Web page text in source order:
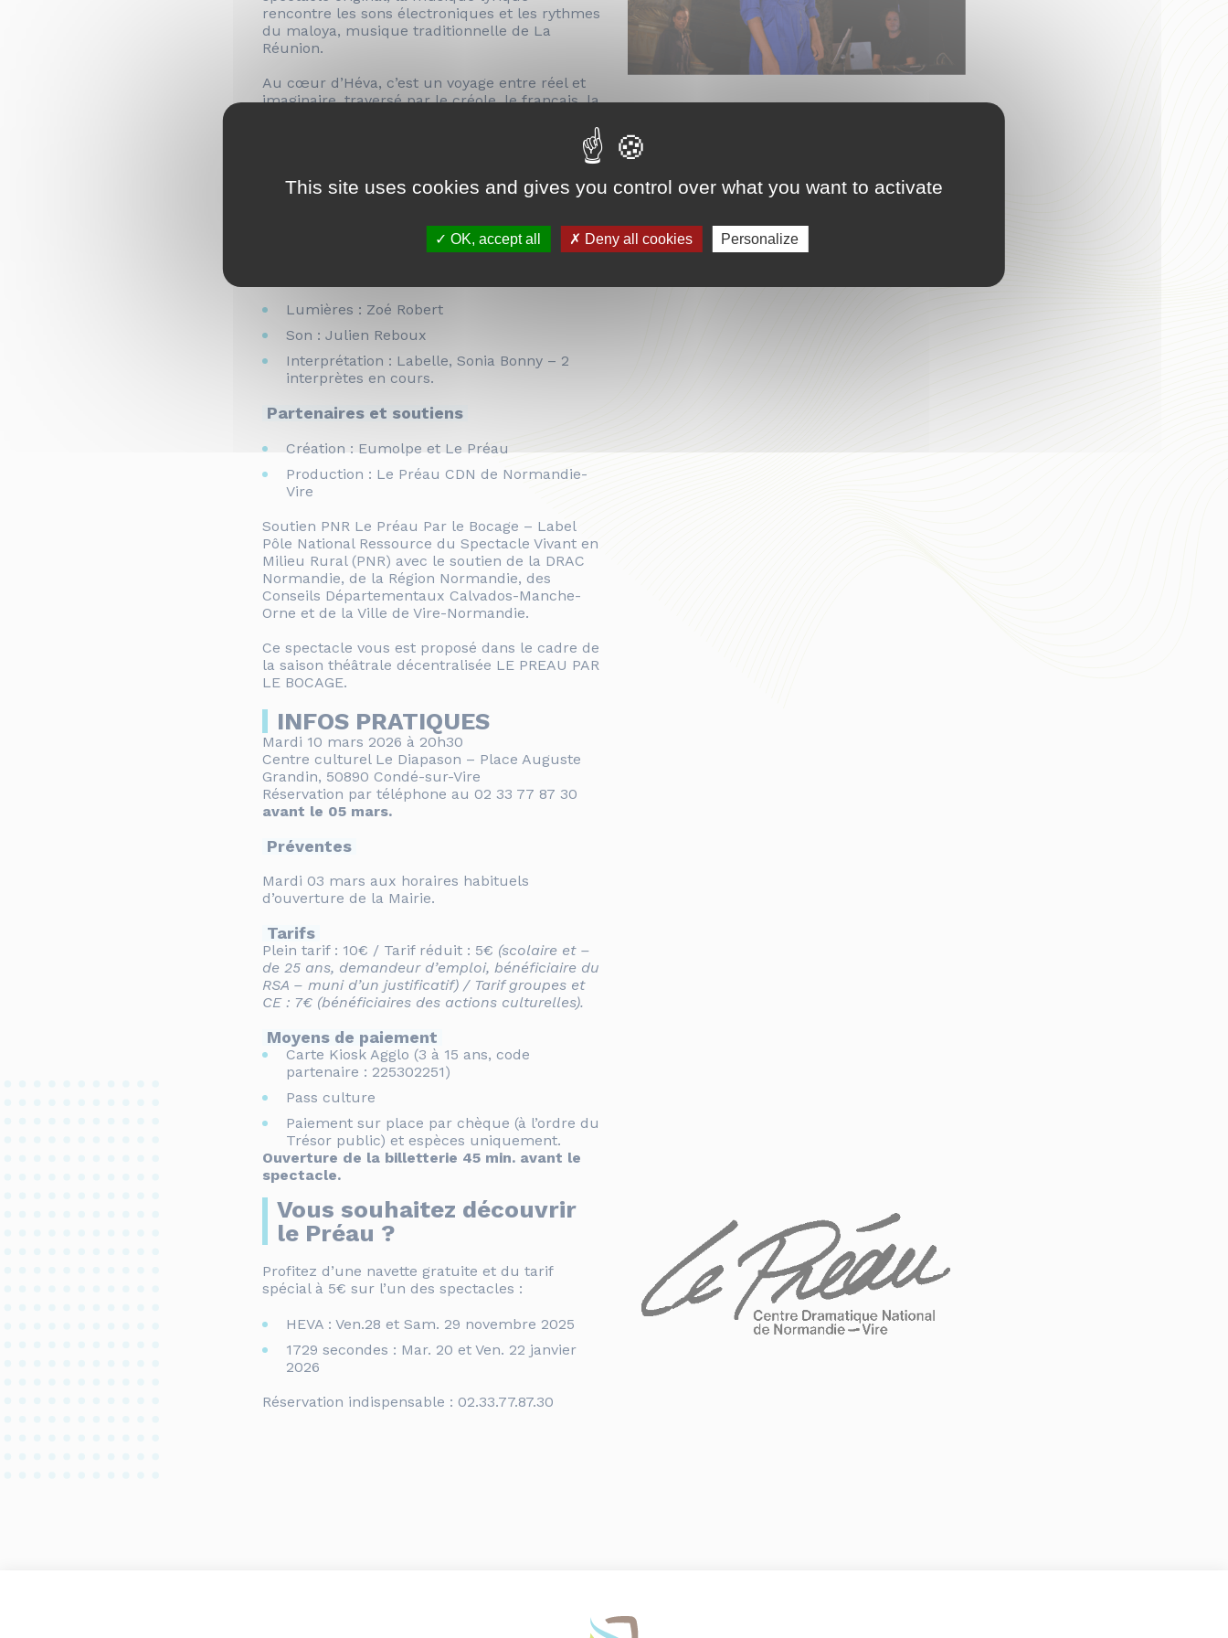
rencontre les sons électroniques et les rythmes
du maloya, musique traditionnelle de La
Réunion.
Au cœur d’Héva, c’est un voyage entre réel et
imaginaire, traversé par le créole, le français, la
questionne notre lien à la différence, à ce qui
salles de spectacle, cet opéra moderne est
Lumières : Zoé Robert
Son : Julien Reboux
Interprétation : Labelle, Sonia Bonny – 2
interprètes en cours.
Partenaires et soutiens
Création : Eumolpe et Le Préau
Production : Le Préau CDN de Normandie-
Vire
Soutien PNR Le Préau Par le Bocage – Label
Pôle National Ressource du Spectacle Vivant en
Milieu Rural (PNR) avec le soutien de la DRAC
Normandie, de la Région Normandie, des
Conseils Départementaux Calvados-Manche-
Orne et de la Ville de Vire-Normandie.
Ce spectacle vous est proposé dans le cadre de
la saison théâtrale décentralisée LE PREAU PAR
LE BOCAGE.
INFOS PRATIQUES
Mardi 10 mars 2026 à 20h30
Centre culturel Le Diapason – Place Auguste
Grandin, 50890 Condé-sur-Vire
Réservation par téléphone au 02 33 77 87 30
avant le 05 mars.
Préventes
Mardi 03 mars aux horaires habituels
d’ouverture de la Mairie.
Tarifs
Plein tarif : 10€ / Tarif réduit : 5€ (scolaire et –
de 25 ans, demandeur d’emploi, bénéficiaire du
RSA – muni d’un justificatif) / Tarif groupes et
CE : 7€ (bénéficiaires des actions culturelles).
Moyens de paiement
Carte Kiosk Agglo (3 à 15 ans, code
partenaire : 225302251)
Pass culture
Paiement sur place par chèque (à l’ordre du
Trésor public) et espèces uniquement.
Ouverture de la billetterie 45 min. avant le
spectacle.
Vous souhaitez découvrir
le Préau ?
Profitez d’une navette gratuite et du tarif
spécial à 5€ sur l’un des spectacles :
HEVA : Ven.28 et Sam. 29 novembre 2025
1729 secondes : Mar. 20 et Ven. 22 janvier
2026
Réservation indispensable : 02.33.77.87.30
This site uses cookies and gives you control over what you want to activate
OK, accept all Deny all cookies Personalize